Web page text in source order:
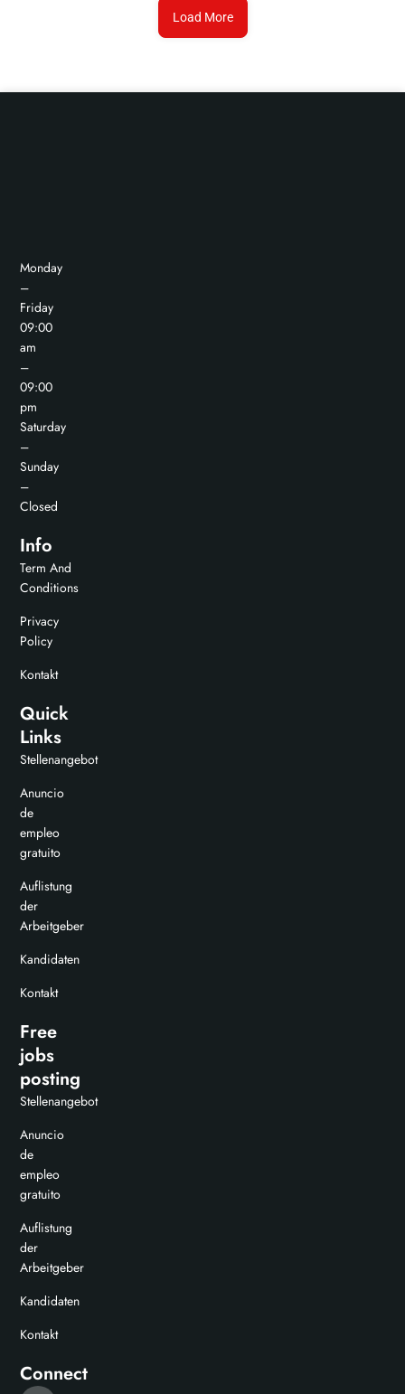
Load More
Monday
–
Friday
09:00
am
–
09:00
pm
Saturday
–
Sunday
–
Closed
Info
Term And
Conditions
Privacy
Policy
Kontakt
Quick
Links
Stellenangebot
Anuncio
de
empleo
gratuito
Auflistung
der
Arbeitgeber
Kandidaten
Kontakt
Free
jobs
posting
Stellenangebot
Anuncio
de
empleo
gratuito
Auflistung
der
Arbeitgeber
Kandidaten
Kontakt
Connect